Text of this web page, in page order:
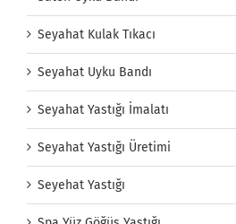
Seyahat Kulak Tıkacı
Seyahat Uyku Bandı
Seyahat Yastığı İmalatı
Seyahat Yastığı Üretimi
Seyehat Yastığı